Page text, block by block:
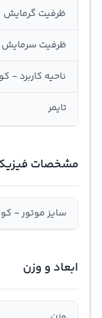
ظرفيت گرمايش
ظرفيت سرمايش
ناحیه کاربرد -
تایمر
مشخصات
سایز موتور -
ابعاد و وزن